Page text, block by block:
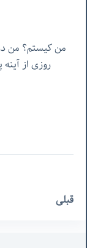
من کیستم؟ من
روزی از
قبلی